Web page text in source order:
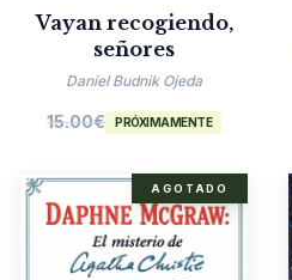
Vayan recogiendo,
señores
Daniel Budnik Ojeda
15.00€ PRÓXIMAMENTE
AGOTADO